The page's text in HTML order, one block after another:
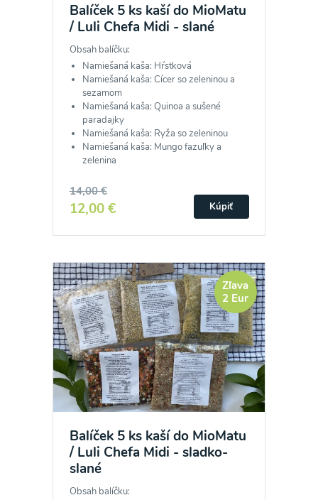
Balíček 5 ks kaší do MioMatu
/ Luli Chefa Midi - slané
Obsah balíčku:
Namiešaná kaša: Hŕstková
Namiešaná kaša: Cícer so zeleninou a
sezamom
Namiešaná kaša: Quinoa a sušené
paradajky
Namiešaná kaša: Ryža so zeleninou
Namiešaná kaša: Mungo fazuľky a
zelenina
14,00 €
12,00 € Kúpiť
Zľava
2 Eur
Balíček 5 ks kaší do MioMatu
/ Luli Chefa Midi - sladko-
slané
Obsah balíčku: